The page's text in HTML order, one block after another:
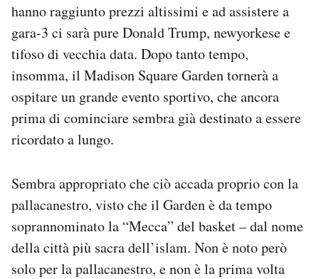
hanno raggiunto prezzi altissimi e ad assistere a
gara-3 ci sarà pure Donald Trump, newyorkese e
tifoso di vecchia data. Dopo tanto tempo,
insomma, il Madison Square Garden tornerà a
ospitare un grande evento sportivo, che ancora
prima di cominciare sembra già destinato a essere
ricordato a lungo.
Sembra appropriato che ciò accada proprio con la
pallacanestro, visto che il Garden è da tempo
soprannominato la “Mecca” del basket – dal nome
della città più sacra dell’islam. Non è noto però
solo per la pallacanestro, e non è la prima volta